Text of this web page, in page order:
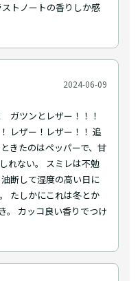
トノートの香りしか感
2024-06-09
ガツンとレザー！！！
レザー！レザー！！ 追
きたのはペッパーで、甘
れない。 スミレは不勉
断して湿度の高い日に
たしかにこれは冬とか
。 カッコ良い香りでつけ